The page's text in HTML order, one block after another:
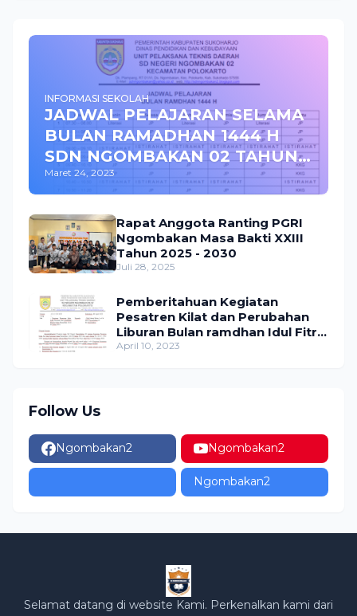
INFORMASI SEKOLAH
JADWAL PELAJARAN SELAMA
BULAN RAMADHAN 1444 H
SDN NGOMBAKAN 02 TAHUN
2023
Maret 24, 2023
Rapat Anggota Ranting PGRI
Ngombakan Masa Bakti XXIII
Tahun 2025 - 2030
Juli 28, 2025
Pemberitahuan Kegiatan
Pesatren Kilat dan Perubahan
Liburan Bulan ramdhan Idul Fitri
1444 H tahun 2023 SDN
April 10, 2023
Follow Us
Ngombakan2 Ngombakan2
Ngombakan2
Selamat datang di website Kami. Perkenalkan kami dari